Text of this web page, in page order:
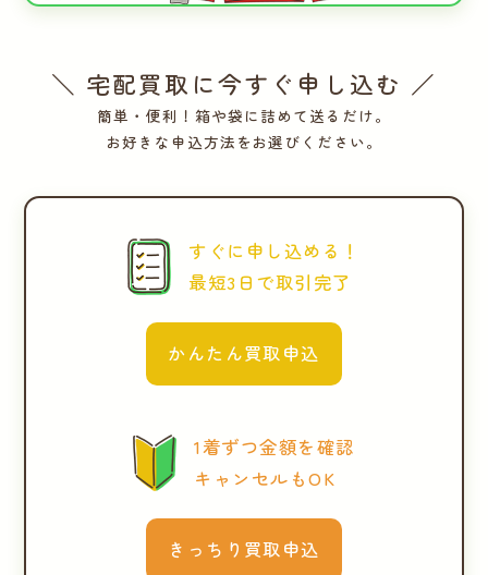
＼ 宅配買取に今すぐ申し込む ／
簡単・便利！箱や袋に詰めて送るだけ。
お好きな申込方法をお選びください。
すぐに申し込める！
最短3日で取引完了
かんたん買取申込
1着ずつ金額を確認
キャンセルもOK
きっちり買取申込